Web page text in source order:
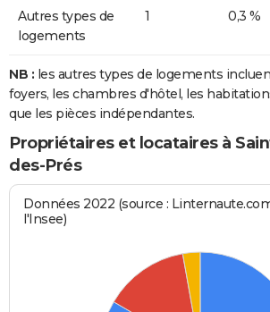
Autres types de
logements
1 0,3 %
NB : les autres types de logements
foyers, les chambres d'hôtel, les
que les pièces indépendantes.
Propriétaires et locataires à
des-Prés
Données 2022 (source :
l'Insee)